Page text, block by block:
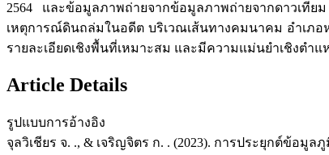
2564 และข้อมูลภาพถ่ายจากข้อมูลภาพถ่ายจากดาวเทีย
เหตุการณ์ดินถล่มในอดีต บริเวณเส้นทางคมนาคม อำเภ
รายละเอียดเชิงพื้นที่เหมาะสม และมีความแม่นยำเชิงต
Article Details
รูปแบบการอ้างอิง
จุลวิเชียร จ. ., & เจริญจิตร ก. . (2023). การประยุกต์ข้อ